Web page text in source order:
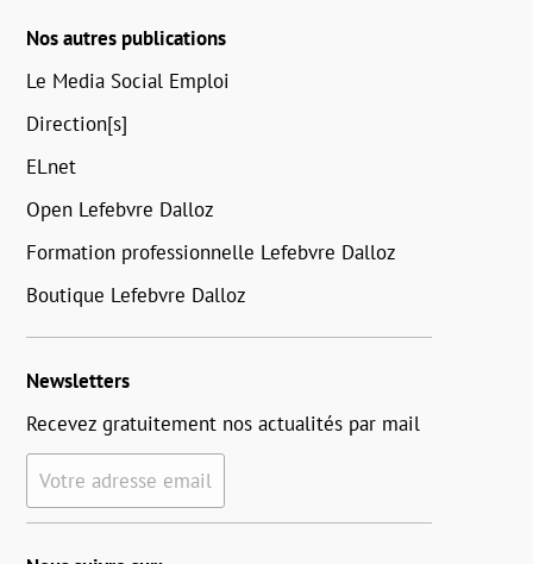
Nos autres publications
Le Media Social Emploi
Direction[s]
ELnet
Open Lefebvre Dalloz
Formation professionnelle Lefebvre Dalloz
Boutique Lefebvre Dalloz
Newsletters
Recevez gratuitement nos actualités par mail
Votre adresse email